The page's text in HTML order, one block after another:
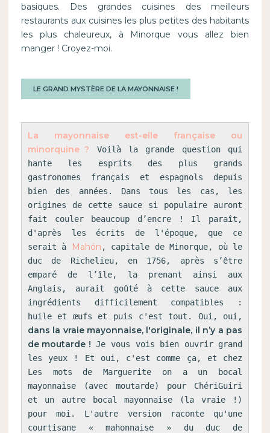
basiques. Des grandes cuisines des meilleurs
restaurants aux cuisines les plus petites des habitants
les plus chaleureux, à Minorque vous allez bien
manger ! Croyez-moi.
LE GRAND MYSTÈRE DE LA MAYONNAISE !
La mayonnaise est-elle française ou
minorquine ? Voilà la grande question qui
hante les esprits des plus grands
gastronomes français et espagnols depuis
bien des années. Dans tous les cas, les
origines de cette sauce si populaire auront
fait couler beaucoup d’encre ! Il paraît,
d'après les écrits de l'époque, que ce
serait à
Mahón , capitale de Minorque, où le
duc de Richelieu, en 1756, après s’être
emparé de l’île, la prenant ainsi aux
Anglais, aurait goûté à cette sauce aux
ingrédients difficilement compatibles :
dans la vraie mayonnaise, l'originale, il n’y a pas
de moutarde ! Je vous vois bien ouvrir grand
les yeux ! Et oui, c'est comme ça, et chez
Les mots de Marguerite on a un bocal
mayonnaise (avec moutarde) pour ChériGuiri
et un autre bocal mayonnaise (la vraie !)
pour moi. L'autre version raconte qu'une
courtisane « mahonnaise » du duc de